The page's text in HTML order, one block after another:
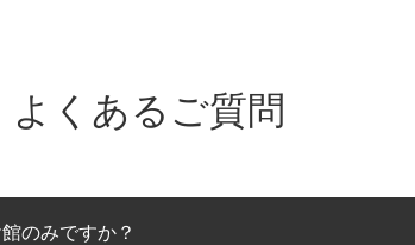
よくあるご質問
のみですか？